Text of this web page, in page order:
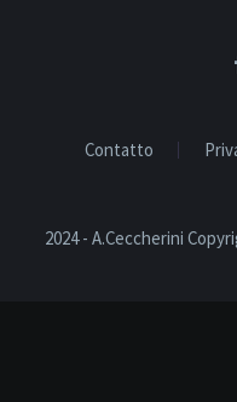
Contatto
2024 - A.Ceccherini